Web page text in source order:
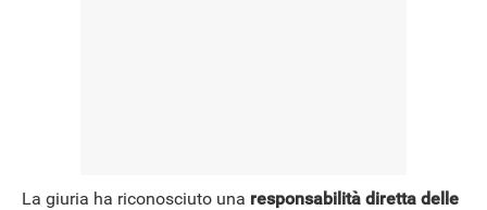
La giuria ha riconosciuto una responsabilità diretta delle